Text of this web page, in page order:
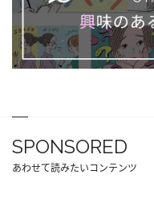
SPONSORED
あわせて読みたいコンテンツ